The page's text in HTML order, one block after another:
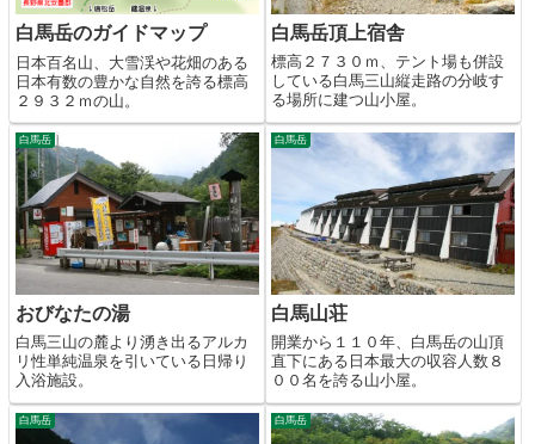
白馬岳のガイドマップ
日本百名山、大雪渓や花畑のある
日本有数の豊かな自然を誇る標高
２９３２ｍの山。
白馬岳頂上宿舎
標高２７３０ｍ、テント場も併設
している白馬三山縦走路の分岐す
る場所に建つ山小屋。
白馬岳
おびなたの湯
白馬三山の麓より湧き出るアルカ
リ性単純温泉を引いている日帰り
入浴施設。
白馬岳
白馬山荘
開業から１１０年、白馬岳の山頂
直下にある日本最大の収容人数８
００名を誇る山小屋。
白馬岳 白馬岳